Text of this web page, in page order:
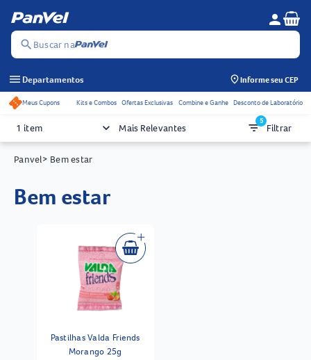
search Buscar na
Menu do
person
menu Departamentos Informe seu CEP
Acessos rápidos do cabeçalho
Meus Cupons Kits e Combos Ofertas Exclusivas Combine e Ganhe Desconto de Laboratório
1 item keyboard_arrow_down Mais Relevantes filter_list5
Filtrar
Panvel> Bem estar
bem estar
Pastilhas Valda Friends
Morango 25g